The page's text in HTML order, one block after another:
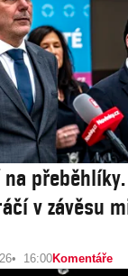
v závěsu
16:00Komentáře